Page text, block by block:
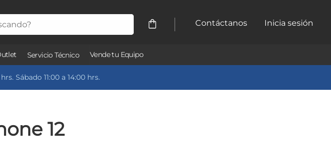
Contáctanos Inicia sesión
Servicio Técnico Vende tu Equipo
Sábado 11:00 a 14:00 hrs.
12